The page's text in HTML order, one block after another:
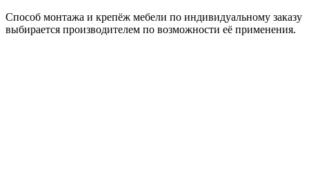
Способ монтажа и крепёж мебели по индивидуальному заказу
выбирается производителем по возможности её применения.